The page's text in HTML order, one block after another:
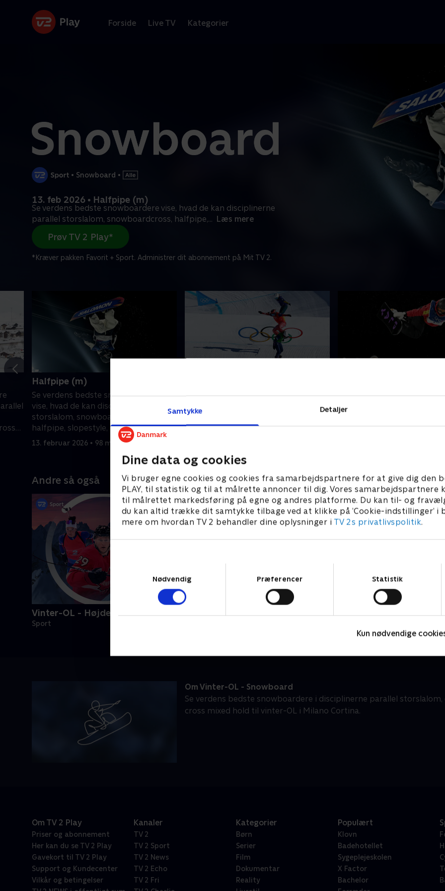
Samtykke Detaljer
Dine data og cookies
Vi bruger egne cookies og cookies fra samarbejdspartnere for at give dig den
PLAY, til statistik og til at målrette annoncer til dig. Vores samarbejdspartnere
til målrettet markedsføring på egne og andres platforme. Du kan til- og
du kan altid trække dit samtykke tilbage ved at klikke på ’Cookie-indstillinger’ i
mere om hvordan TV 2 behandler dine oplysninger i TV 2s privatlivspolitik.
Nødvendig
Præferencer Statistik
Kun nødvendige
Forside Live TV Kategorier
• Snowboard •
13. feb 2026 • Halfpipe (m)
Se verdens bedste snowboardere vise, hvad de kan disciplinerne
parallel storslalom, snowboardcross, halfpipe,... Læs mere
Prøv TV 2 Play*
*Kræver pakken Favorit + Sport. Administrer dit abonnement på Mit TV 2.
Halfpipe (m)
Se verdens bedste snowboardere
vise, hvad de kan disciplinerne parallel
storslalom, snowboardcross,
halfpipe, slopestyle, big air og cross
mixed hold.
13. februar 2026 • 98 min
Se verdens bedste snowboardere i
discipliner som parallel storslalom,
snowboardcross, halfpipe, slopestyle,
cross mixed hold og big air.
discipliner som parallel
Andre så også
Vinter-OL - Højdepunkter
Sport
Om Vinter-OL - Snowboard
Se verdens bedste snowboardere i disciplinerne parallel
cross mixed hold til vinter-OL i Milano Cortina.
Om TV 2 Play
Priser og abonnement
Her kan du se TV 2 Play
Gavekort til TV 2 Play
Support og Kundecenter
Vilkår og betingelser
Kanaler
TV 2
TV 2 Sport
TV 2 News
TV 2 Echo
TV 2 Fri
Kategorier
Børn
Serier
Film
Dokumentar
Reality
Populært
Klovn
Badehotellet
Sygeplejeskolen
X Factor
Bachelor